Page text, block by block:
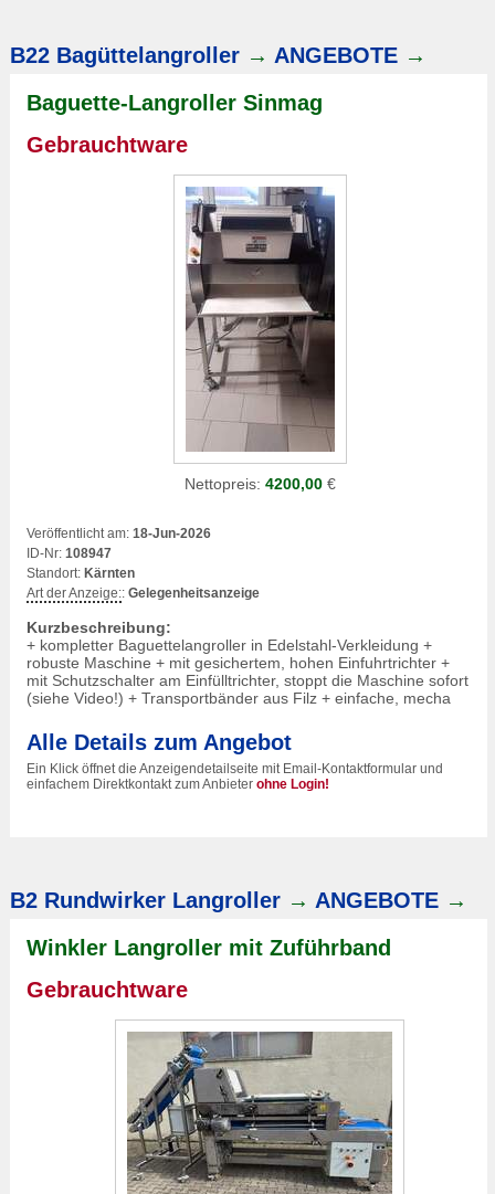
B22 Bagüttelangroller → ANGEBOTE →
Baguette-Langroller Sinmag
Gebrauchtware
Nettopreis: 4200,00€
Veröffentlicht am: 18-Jun-2026
ID-Nr: 108947
Standort: Kärnten
Art der Anzeige:: Gelegenheitsanzeige
Kurzbeschreibung:
+ kompletter Baguettelangroller in Edelstahl-Verkleidung +
robuste Maschine + mit gesichertem, hohen Einfuhrtrichter +
mit Schutzschalter am Einfülltrichter, stoppt die Maschine sofort
(siehe Video!) + Transportbänder aus Filz + einfache, mecha
Alle Details zum Angebot
Ein Klick öffnet die Anzeigendetailseite mit Email-Kontaktformular und
einfachem Direktkontakt zum Anbieter ohne Login!
B2 Rundwirker Langroller → ANGEBOTE →
Winkler Langroller mit Zuführband
Gebrauchtware